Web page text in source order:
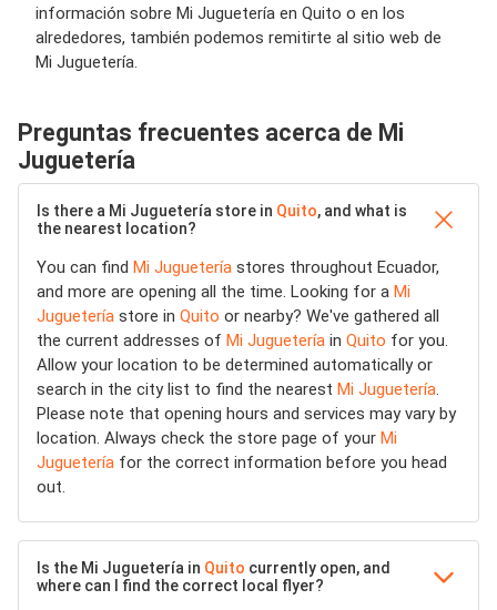
información sobre Mi Juguetería en Quito o en los
alrededores, también podemos remitirte al sitio web de
Mi Juguetería.
Preguntas frecuentes acerca de Mi
Juguetería
Is there a Mi Juguetería store in Quito, and what is
the nearest location?
You can find Mi Juguetería stores throughout Ecuador,
and more are opening all the time. Looking for a Mi
Juguetería store in Quito or nearby? We've gathered all
the current addresses of Mi Juguetería in Quito for you.
Allow your location to be determined automatically or
search in the city list to find the nearest Mi Juguetería.
Please note that opening hours and services may vary by
location. Always check the store page of your Mi
Juguetería for the correct information before you head
out.
Is the Mi Juguetería in Quito currently open, and
where can I find the correct local flyer?